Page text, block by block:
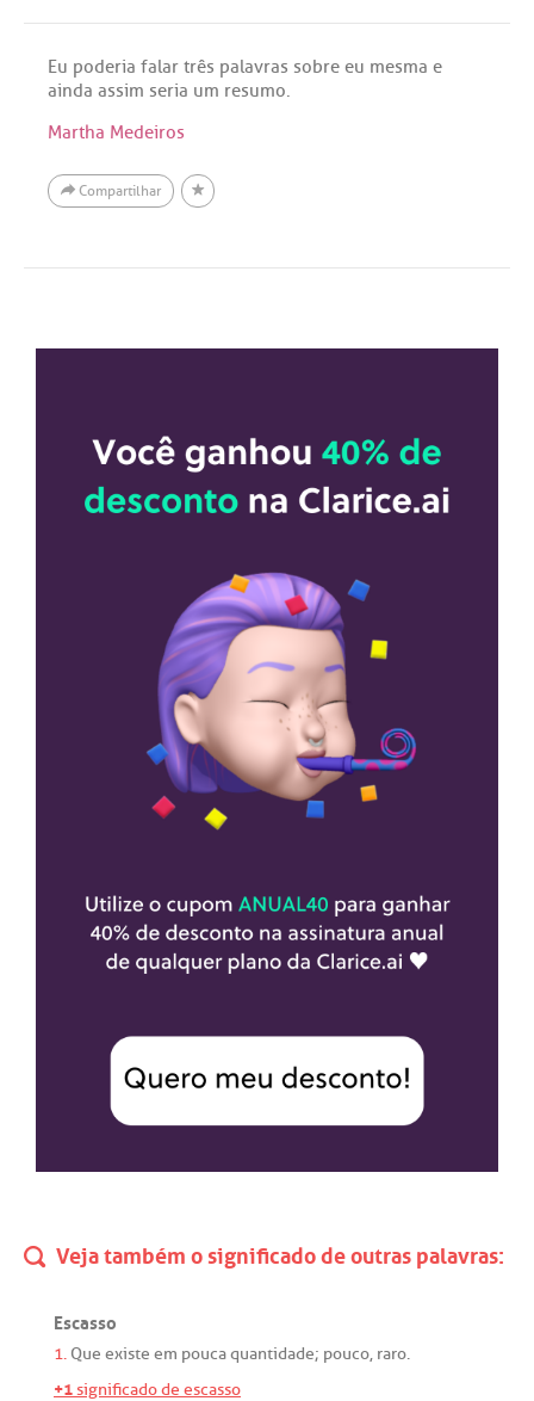
Eu poderia falar três palavras sobre eu mesma e
ainda assim seria um resumo.
Martha Medeiros
Compartilhar
Veja também o significado de outras palavras:
Escasso
1. Que existe em poucaquantidade; pouco, raro.
+1significado de escasso